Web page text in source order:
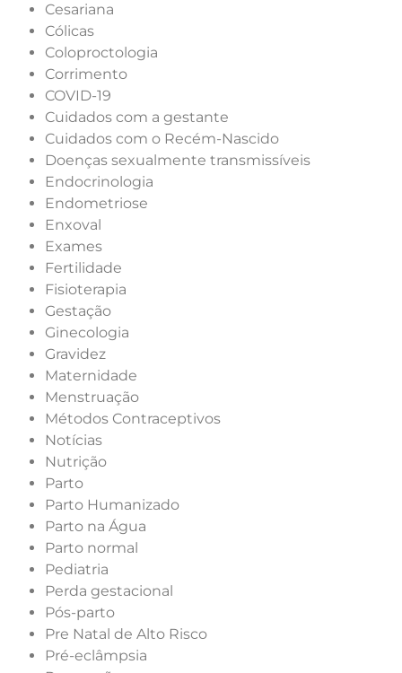
Cesariana
Cólicas
Coloproctologia
Corrimento
COVID-19
Cuidados com a gestante
Cuidados com o Recém-Nascido
Doenças sexualmente transmissíveis
Endocrinologia
Endometriose
Enxoval
Exames
Fertilidade
Fisioterapia
Gestação
Ginecologia
Gravidez
Maternidade
Menstruação
Métodos Contraceptivos
Notícias
Nutrição
Parto
Parto Humanizado
Parto na Água
Parto normal
Pediatria
Perda gestacional
Pós-parto
Pre Natal de Alto Risco
Pré-eclâmpsia